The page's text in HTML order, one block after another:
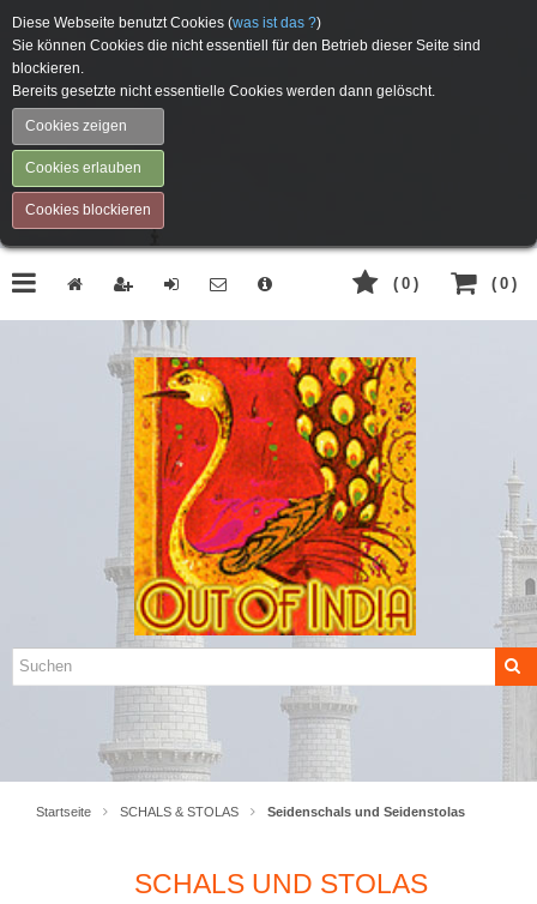
Diese Webseite benutzt Cookies (was ist das ?)
Sie können Cookies die nicht essentiell für den Betrieb dieser Seite sind
blockieren.
Bereits gesetzte nicht essentielle Cookies werden dann gelöscht.
Cookies zeigen
Cookies erlauben
Cookies blockieren
( 0 )
( 0 )
Startseite SCHALS & STOLAS Seidenschals und Seidenstolas
SCHALS UND STOLAS